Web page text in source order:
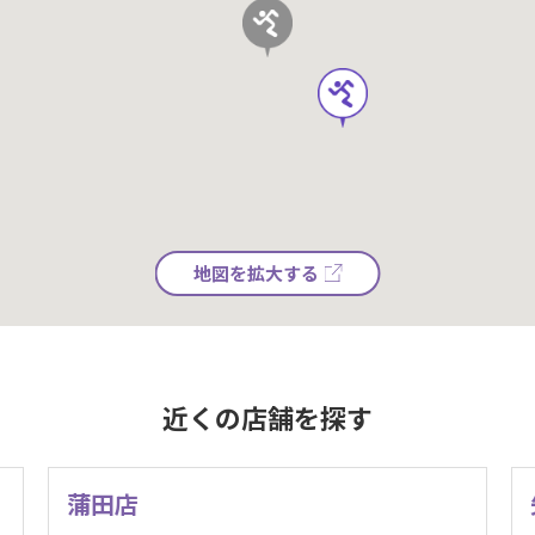
地図を拡大する
近くの店舗を探す
蒲田店